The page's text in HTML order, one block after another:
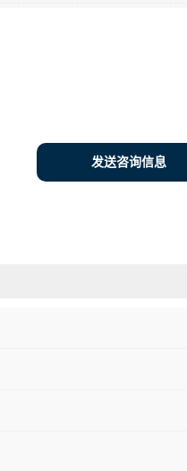
发送咨询信息